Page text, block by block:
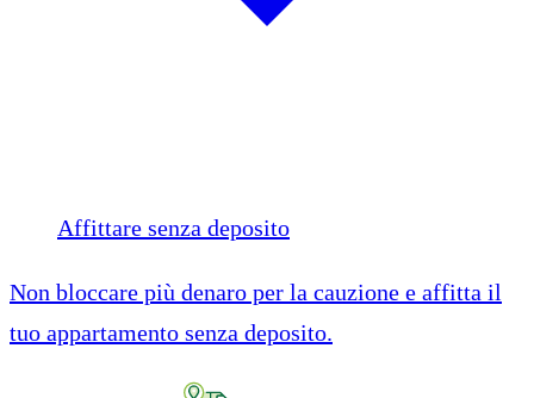
Affittare senza deposito
Non bloccare più denaro per la cauzione e affitta il
tuo appartamento senza deposito.